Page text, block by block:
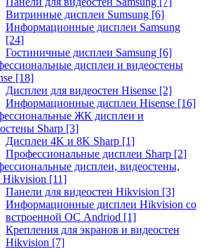
Витринные дисплеи Sumsung [6]
Информационные дисплеи Samsung
[24]
Гостиничные дисплеи Samsung [6]
дисплеи и видеостены
[18]
Дисплеи для видеостен Hisense [2]
Информационные дисплеи Hisense [16]
ЖК дисплеи и
Sharp [3]
Дисплеи 4K и 8K Sharp [1]
Профессиональные дисплеи Sharp [2]
дисплеи, видеостены,
[11]
Панели для видеостен Hikvision [3]
Информационные дисплеи Hikvision со
встроенной ОС Andriod [1]
Крепления для экранов и видеостен
Hikvision [7]